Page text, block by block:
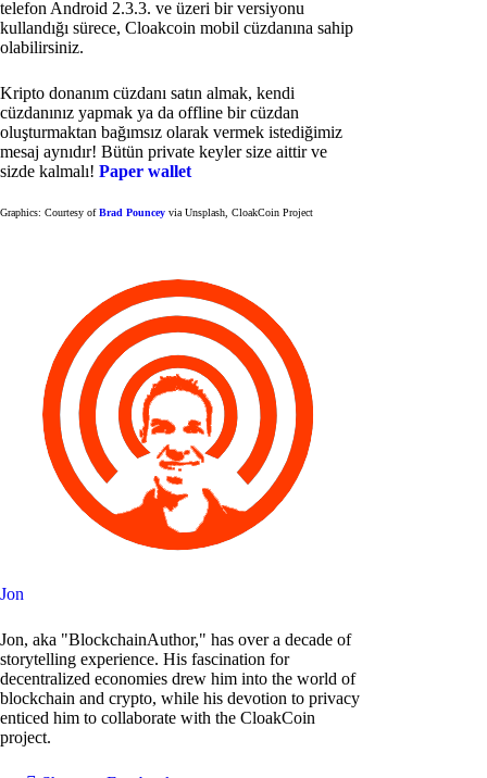
telefon Android 2.3.3. ve üzeri bir versiyonu
kullandığı sürece, Cloakcoin mobil cüzdanına sahip
olabilirsiniz.
Kripto donanım cüzdanı satın almak, kendi
cüzdanınız yapmak ya da offline bir cüzdan
oluşturmaktan bağımsız olarak vermek istediğimiz
mesaj aynıdır! Bütün private keyler size aittir ve
sizde kalmalı! Paper wallet
Graphics: Courtesy ofBrad Pouncey via Unsplash, CloakCoin Project
Jon
Jon, aka "BlockchainAuthor," has over a decade of
storytelling experience. His fascination for
decentralized economies drew him into the world of
blockchain and crypto, while his devotion to privacy
enticed him to collaborate with the CloakCoin
project.